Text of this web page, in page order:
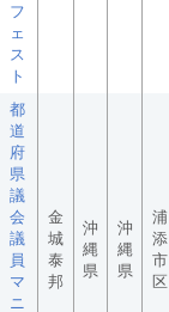
フ
ェ
ス
ト
都
道
府
県
議
会
議
員
マ
ニ
金
城
泰
邦
沖
縄
県
沖
縄
県
浦
添
市
区